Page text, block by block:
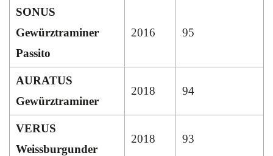
SONUS
Gewürztraminer
Passito
2016 95
AURATUS
Gewürztraminer
2018 94
VERUS
Weissburgunder
2018 93